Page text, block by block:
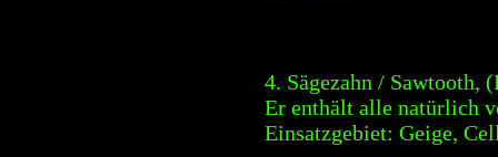
4. Sägezahn / Sawtooth,
Er enthält alle natürlich
Einsatzgebiet: Geige,